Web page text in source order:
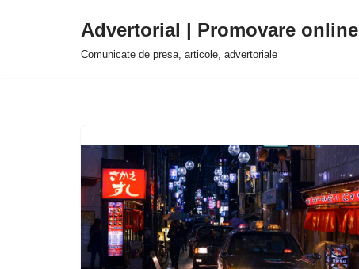
Advertorial | Promovare online
Comunicate de presa, articole, advertoriale